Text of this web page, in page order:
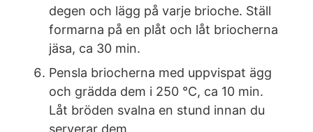
degen och lägg på varje brioche. Ställ
formarna på en plåt och låt briocherna
jäsa, ca 30 min.
Pensla briocherna med uppvispat ägg
och grädda dem i 250 °C, ca 10 min.
Låt bröden svalna en stund innan du
serverar dem.